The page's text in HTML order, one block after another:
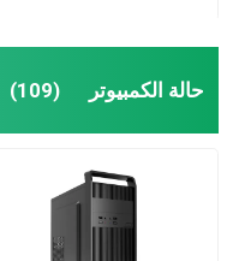
حالة الكمبيوتر (109)